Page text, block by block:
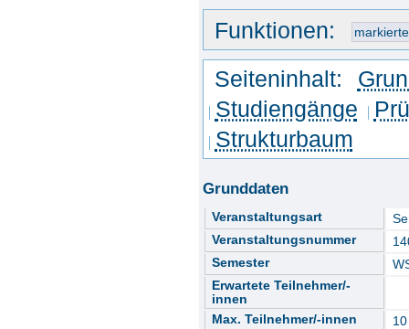
Funktionen:
Seiteninhalt:
Studiengänge
Strukturbaum
Grunddaten
Veranstaltungsart
Veranstaltungsnummer
Semester
Erwartete Teilnehmer/-
innen
Max. Teilnehmer/-innen
10